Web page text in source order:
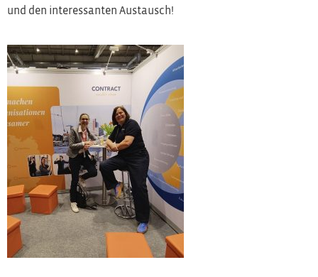
und den interessanten Austausch!